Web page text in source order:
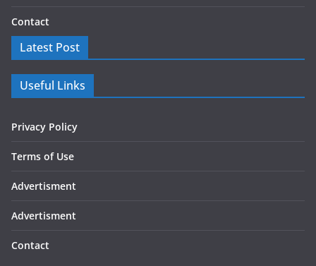
Contact
Latest Post
Useful Links
Privacy Policy
Terms of Use
Advertisment
Advertisment
Contact